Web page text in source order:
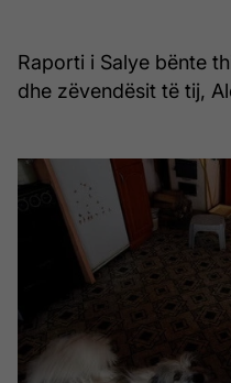
Raporti i Salye bënte
dhe zëvendësit të tij,